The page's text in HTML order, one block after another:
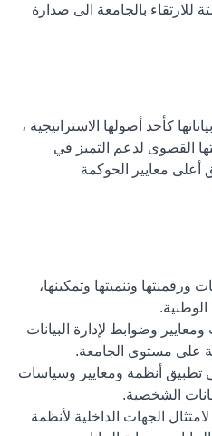
للارتقاء بالجامعة الى صدارة
كأحد أصولها الاستراتيجية ،
القصوى لدعم التميز في
أعلى معايير الحوكمة
ورقمنتها وتنميتها وتمكينها،
وضوابط لإدارة البيانات
على مستوى الجامعة.
تطبيق أنظمة ومعايير وسياسات
الشخصية.
الجهات الداخلية لأنظمة